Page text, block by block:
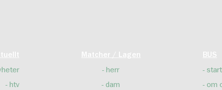
htv
Matcher / Lagen
herr
dam
BUS
start
om